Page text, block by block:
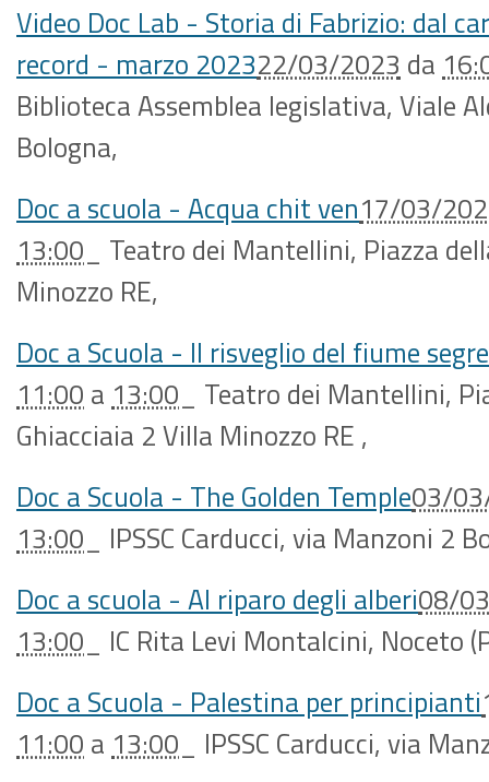
Video Doc Lab - Storia di Fabrizio: dal
record - marzo 202322/03/2023 da
Biblioteca Assemblea legislativa, Viale
Bologna,
Doc a scuola - Acqua chit ven17/03/
13:00
Teatro dei Mantellini, Piazza
Minozzo RE,
Doc a Scuola - Il risveglio del fiume
11:00 a 13:00
Teatro dei Mantellini,
Ghiacciaia 2 Villa Minozzo RE ,
Doc a Scuola - The Golden Temple03/
13:00
IPSSC Carducci, via Manzoni 2
Doc a scuola - Al riparo degli alberi08/
13:00
IC Rita Levi Montalcini, Noceto
Doc a Scuola - Palestina per principianti
11:00 a 13:00
IPSSC Carducci, via